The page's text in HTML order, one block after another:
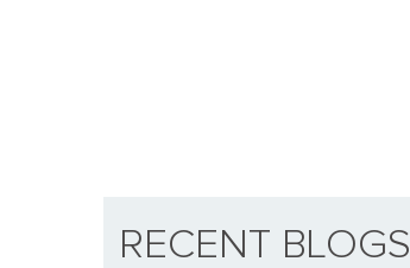
RECENT BLOGS